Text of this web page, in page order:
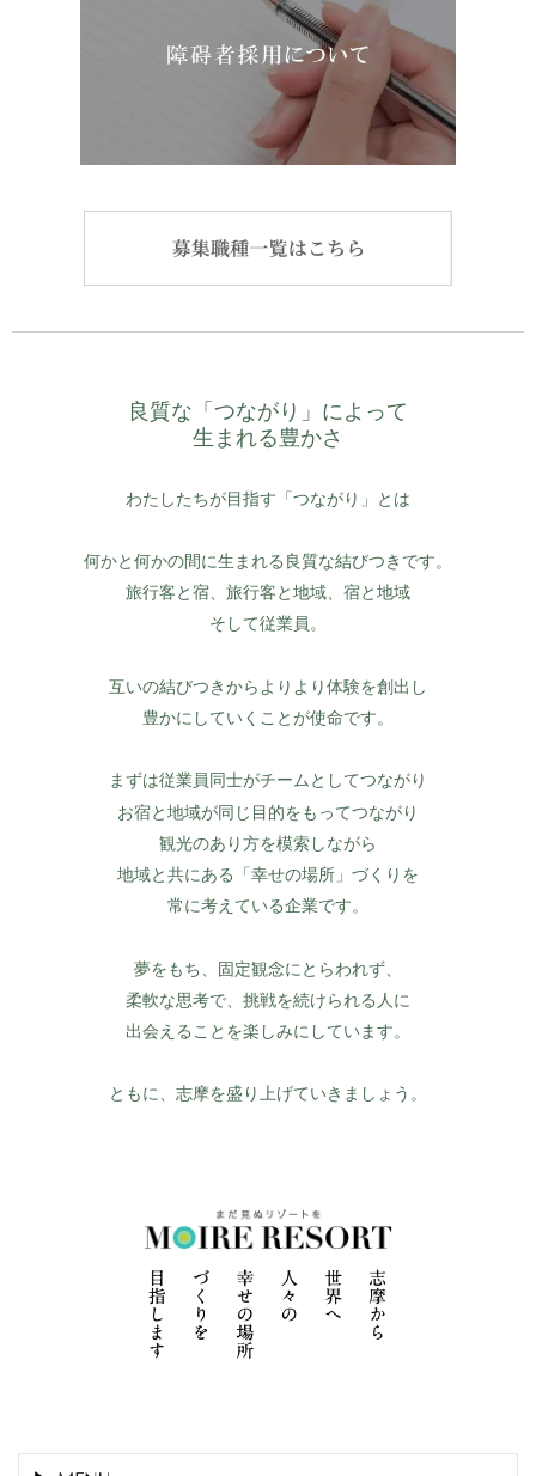
良質な「つながり」によって
生まれる豊かさ
わたしたちが目指す「つながり」とは
何かと何かの間に生まれる良質な結びつきです。
旅行客と宿、旅行客と地域、宿と地域
そして従業員。
互いの結びつきからよりより体験を創出し
豊かにしていくことが使命です。
まずは従業員同士がチームとしてつながり
お宿と地域が同じ目的をもってつながり
観光のあり方を模索しながら
地域と共にある「幸せの場所」づくりを
常に考えている企業です。
夢をもち、固定観念にとらわれず、
柔軟な思考で、挑戦を続けられる人に
出会えることを楽しみにしています。
ともに、志摩を盛り上げていきましょう。